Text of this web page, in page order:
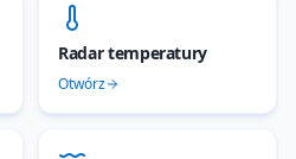
Radar temperatury
Otwórz